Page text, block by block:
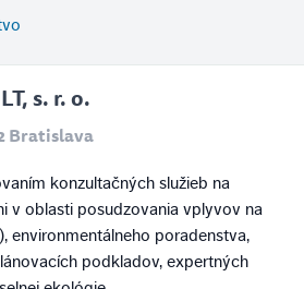
s. r. o.
Bratislava
konzultačných služieb na
v oblasti posudzovania vplyvov na
environmentálneho poradenstva,
podkladov, expertných